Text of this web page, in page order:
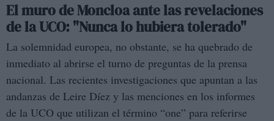
El muro de Moncloa ante las revelaciones
de la UCO: "Nunca lo hubiera tolerado"
La solemnidad europea, no obstante, se ha quebrado de
inmediato al abrirse el turno de preguntas de la prensa
nacional. Las recientes investigaciones que apuntan a las
andanzas de Leire Díez y las menciones en los informes
de la UCO que utilizan el término “one” para referirse